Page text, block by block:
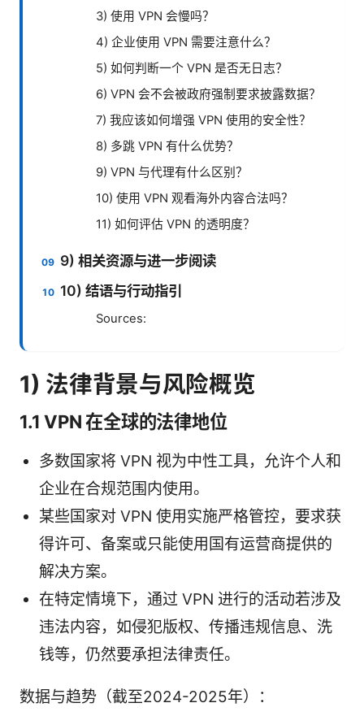
3) 使用 VPN 会慢吗？
4) 企业使用 VPN 需要注意什么？
5) 如何判断一个 VPN 是否无日志？
6) VPN 会不会被政府强制要求披露数据？
7) 我应该如何增强 VPN 使用的安全性？
8) 多跳 VPN 有什么优势？
9) VPN 与代理有什么区别？
10) 使用 VPN 观看海外内容合法吗？
11) 如何评估 VPN 的透明度？
9) 相关资源与进一步阅读
10) 结语与行动指引
Sources:
1) 法律背景与风险概览
1.1 VPN 在全球的法律地位
多数国家将 VPN 视为中性工具，允许个人和
企业在合规范围内使用。
某些国家对 VPN 使用实施严格管控，要求获
得许可、备案或只能使用国有运营商提供的
解决方案。
在特定情境下，通过 VPN 进行的活动若涉及
违法内容，如侵犯版权、传播违规信息、洗
钱等，仍然要承担法律责任。
数据与趋势（截至2024-2025年）：